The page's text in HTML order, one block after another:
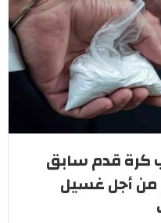
كرة قدم سابق
من أجل غسيل